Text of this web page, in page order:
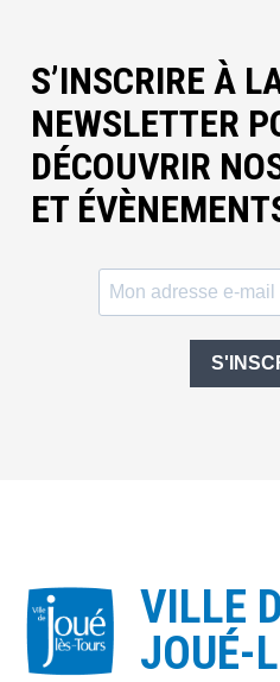
S’INSCRIRE À
NEWSLETTER
DÉCOUVRIR
ET
VILLE
JOUÉ-